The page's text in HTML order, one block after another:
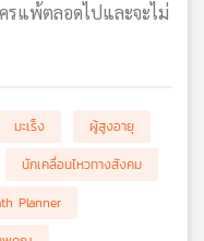
รแพ้ตลอดไปและจะไม่
มะเร็ง
ผู้สูงอายุ
นักเคลื่อนไหวทางสังคม
Planner